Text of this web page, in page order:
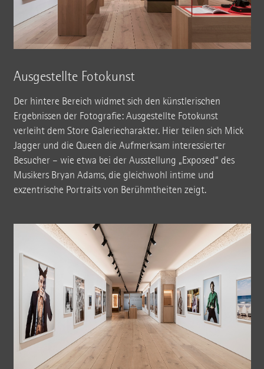
Ausgestellte Fotokunst
Der hintere Bereich widmet sich den künstlerischen
Ergebnissen der Fotografie: Ausgestellte Fotokunst
verleiht dem Store Galeriecharakter. Hier teilen sich Mick
Jagger und die Queen die Aufmerksam interessierter
Besucher – wie etwa bei der Ausstellung „Exposed“ des
Musikers Bryan Adams, die gleichwohl intime und
exzentrische Portraits von Berühmtheiten zeigt.